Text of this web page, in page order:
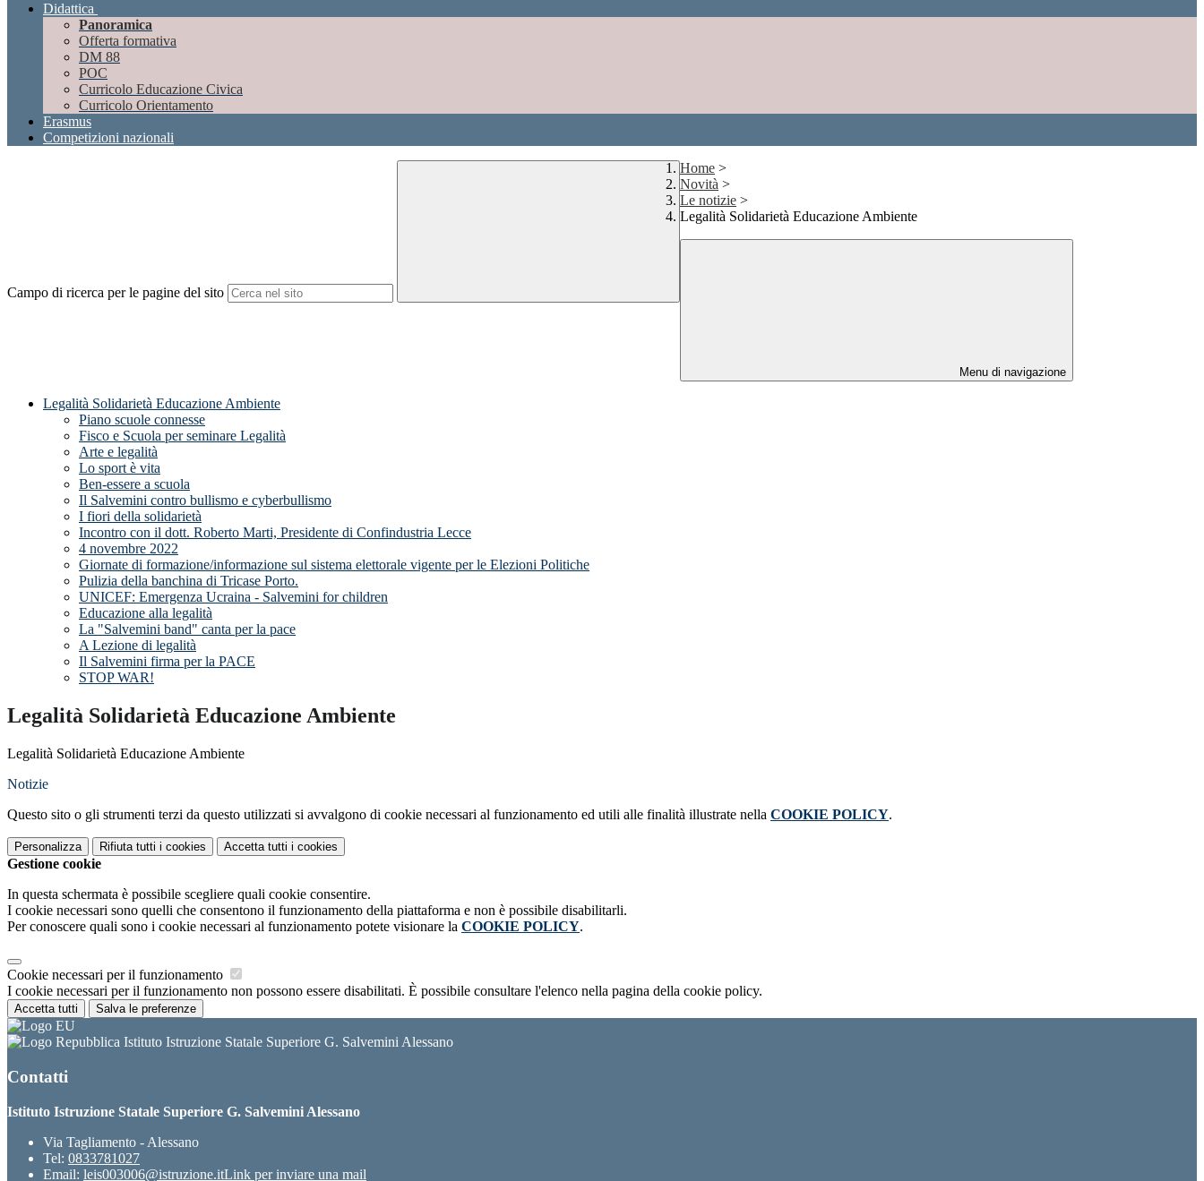
Didattica
Panoramica
Offerta formativa
DM 88
POC
Curricolo Educazione Civica
Curricolo Orientamento
Erasmus
Competizioni nazionali
Campo di ricerca per le pagine del sito
Home >
Novità >
Le notizie >
Legalità Solidarietà Educazione Ambiente
Menu di navigazione
Legalità Solidarietà Educazione Ambiente
Piano scuole connesse
Fisco e Scuola per seminare Legalità
Arte e legalità
Lo sport è vita
Ben-essere a scuola
Il Salvemini contro bullismo e cyberbullismo
I fiori della solidarietà
Incontro con il dott. Roberto Marti, Presidente di Confindustria Lecce
4 novembre 2022
Giornate di formazione/informazione sul sistema elettorale vigente per le Elezioni Politiche
Pulizia della banchina di Tricase Porto.
UNICEF: Emergenza Ucraina - Salvemini for children
Educazione alla legalità
La "Salvemini band" canta per la pace
A Lezione di legalità
Il Salvemini firma per la PACE
STOP WAR!
Legalità Solidarietà Educazione Ambiente
Legalità Solidarietà Educazione Ambiente
Notizie
Questo sito o gli strumenti terzi da questo utilizzati si avvalgono di cookie necessari al funzionamento ed utili alle finalità illustrate nella COOKIE POLICY.
Personalizza Rifiuta tutti i cookies Accetta tutti i cookies
Gestione cookie
In questa schermata è possibile scegliere quali cookie consentire.
I cookie necessari sono quelli che consentono il funzionamento della piattaforma e non è possibile disabilitarli.
Per conoscere quali sono i cookie necessari al funzionamento potete visionare la COOKIE POLICY.
Cookie necessari per il funzionamento
I cookie necessari per il funzionamento non possono essere disabilitati. È possibile consultare l'elenco nella pagina della cookie policy.
Accetta tutti Salva le preferenze
Istituto Istruzione Statale Superiore G. Salvemini Alessano
Contatti
Istituto Istruzione Statale Superiore G. Salvemini Alessano
Via Tagliamento - Alessano
Tel: 0833781027
Email: leis003006@istruzione.itLink per inviare una mail